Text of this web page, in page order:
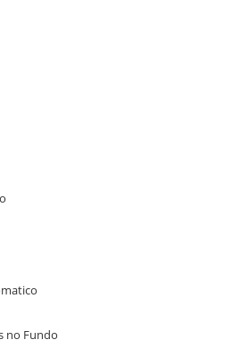
no Fundo